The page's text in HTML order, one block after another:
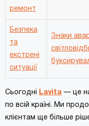
ремонт
Безпека
та
екстрені
ситуації
Знаки
Сьогодні Lavita — це
по всій країні. Ми
клієнтам ще більше